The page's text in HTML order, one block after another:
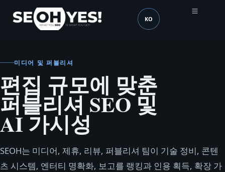
SEOH 언어 (mobile header)
KO
미디어 및 퍼블리셔
편집 규모에 맞춘
퍼블리셔 SEO 및
AI 가시성
SEOH는 미디어, 제휴, 리뷰, 퍼블리셔 팀이 기술 정비, 콘텐
츠 시스템, 엔터티 명확화, 보고를 랭킹과 인용 획득, 확장 가